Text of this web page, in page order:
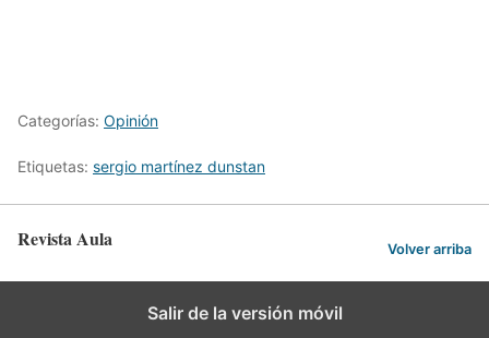
Categorías: Opinión
Etiquetas: sergio martínez dunstan
Revista Aula Volver arriba
Salir de la versión móvil